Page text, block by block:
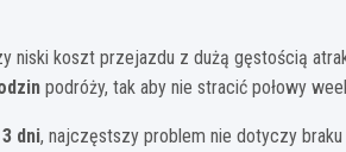
niski koszt przejazdu z dużą gęstością
podróży, tak aby nie stracić połowy
dni, najczęstszy problem nie dotyczy braku